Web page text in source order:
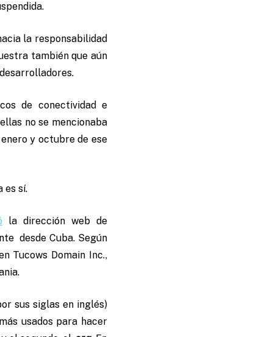
la responsabilidad
también que aún
de conectividad e
no se mencionaba
y octubre de ese
es sí.
la dirección web de
desde Cuba. Según
Tucows Domain Inc.,
sus siglas en inglés)
usados para hacer